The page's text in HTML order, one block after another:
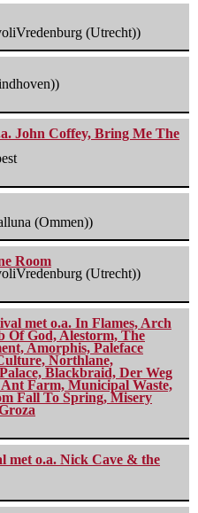
(Utrecht))
John Coffey, Bring Me The
(Ommen))
Room
(Utrecht))
met o.a. In Flames, Arch
Of God, Alestorm, The
Amorphis, Paleface
Northlane,
Blackbraid, Der Weg
Farm, Municipal Waste,
Fall To Spring, Misery
met o.a. Nick Cave & the